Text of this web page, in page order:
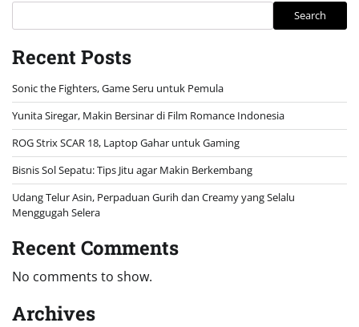
Search
Recent Posts
Sonic the Fighters, Game Seru untuk Pemula
Yunita Siregar, Makin Bersinar di Film Romance Indonesia
ROG Strix SCAR 18, Laptop Gahar untuk Gaming
Bisnis Sol Sepatu: Tips Jitu agar Makin Berkembang
Udang Telur Asin, Perpaduan Gurih dan Creamy yang Selalu
Menggugah Selera
Recent Comments
No comments to show.
Archives